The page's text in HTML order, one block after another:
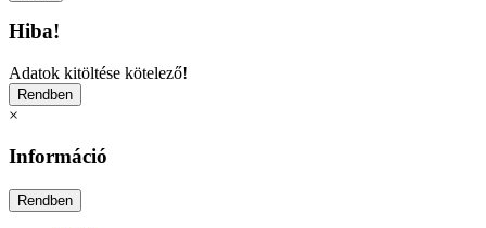
Hiba!
Adatok kitöltése kötelező!
×
Információ